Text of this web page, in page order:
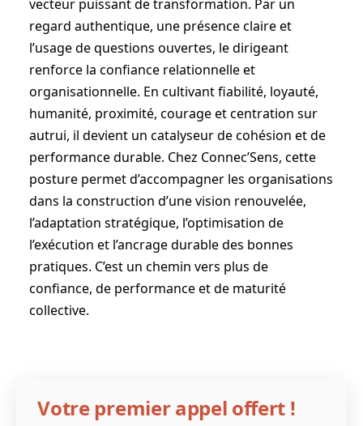
Votre premier appel offert !
vecteur puissant de transformation. Par un
regard authentique, une présence claire et
l’usage de questions ouvertes, le dirigeant
renforce la confiance relationnelle et
organisationnelle. En cultivant fiabilité, loyauté,
humanité, proximité, courage et centration sur
autrui, il devient un catalyseur de cohésion et de
performance durable. Chez Connec’Sens, cette
posture permet d’accompagner les organisations
dans la construction d’une vision renouvelée,
l’adaptation stratégique, l’optimisation de
l’exécution et l’ancrage durable des bonnes
pratiques. C’est un chemin vers plus de
confiance, de performance et de maturité
collective.